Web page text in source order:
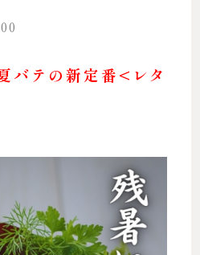
バテの新定番<レタ